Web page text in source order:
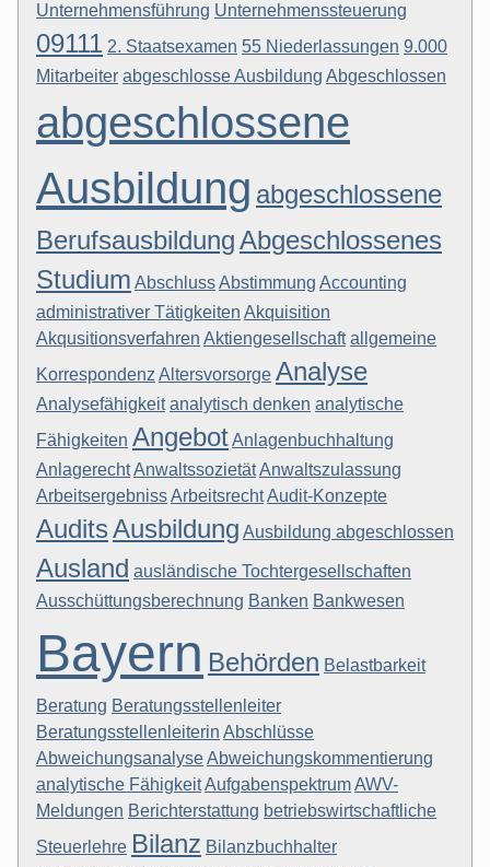
Unternehmensführung Unternehmenssteuerung
09111 2. Staatsexamen 55 Niederlassungen 9.000
Mitarbeiter abgeschlosse Ausbildung Abgeschlossen
abgeschlossene
Ausbildung abgeschlossene
BerufsausbildungAbgeschlossenes
Studium AbschlussAbstimmung Accounting
administrativer Tätigkeiten Akquisition
Akqusitionsverfahren Aktiengesellschaft allgemeine
Korrespondenz Altersvorsorge Analyse
Analysefähigkeit analytisch denken analytische
Fähigkeiten AngebotAnlagenbuchhaltung
AnlagerechtAnwaltssozietätAnwaltszulassung
ArbeitsergebnissArbeitsrechtAudit-Konzepte
AuditsAusbildung Ausbildung abgeschlossen
Ausland ausländische Tochtergesellschaften
Ausschüttungsberechnung Banken Bankwesen
Bayern Behörden Belastbarkeit
Beratung Beratungsstellenleiter
Beratungsstellenleiterin Abschlüsse
AbweichungsanalyseAbweichungskommentierung
analytische FähigkeitAufgabenspektrumAWV-
Meldungen Berichterstattung betriebswirtschaftliche
Steuerlehre Bilanz Bilanzbuchhalter